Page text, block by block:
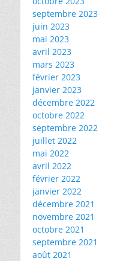
septembre 2023
juin 2023
mai 2023
avril 2023
mars 2023
février 2023
janvier 2023
décembre 2022
octobre 2022
septembre 2022
juillet 2022
mai 2022
avril 2022
février 2022
janvier 2022
décembre 2021
novembre 2021
octobre 2021
septembre 2021
août 2021